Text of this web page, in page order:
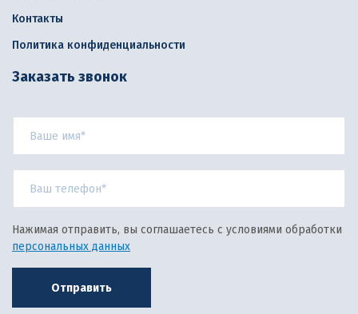
Контакты
Политика конфиденциальности
Заказать звонок
Нажимая отправить, вы соглашаетесь с условиями обработки
персональных данных
Отправить